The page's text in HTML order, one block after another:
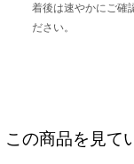
着後は速やかにご確
ださい。
この商品を見て